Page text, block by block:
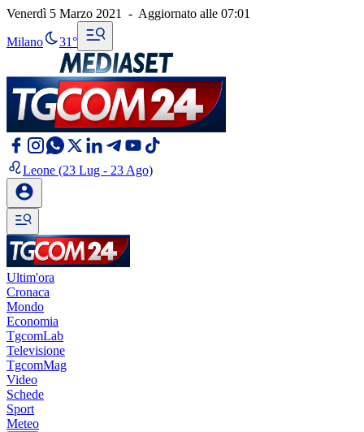
Venerdì 5 Marzo 2021 - Aggiornato alle 07:01
Milano 31°
Leone (23 Lug - 23 Ago)
Ultim'ora
Cronaca
Mondo
Economia
TgcomLab
Televisione
TgcomMag
Video
Schede
Sport
Meteo